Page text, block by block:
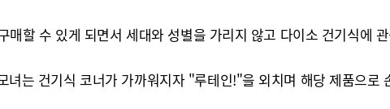
매할 수 있게 되면서 세대와 성별을 가리지 않고 다이소 건기식에
는 건기식 코너가 가까워지자 "루테인!"을 외치며 해당 제품으로